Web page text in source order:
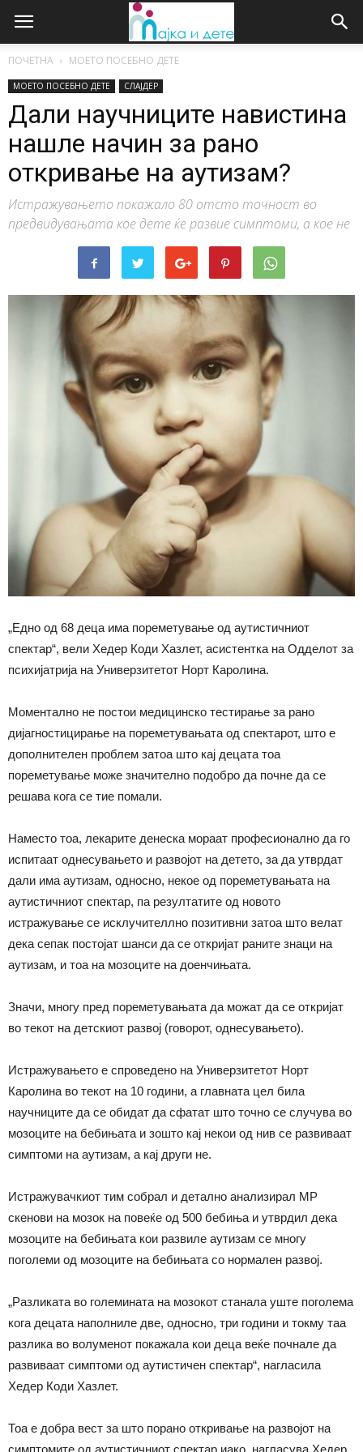
ПОЧЕТНА МОЕТО ПОСЕБНО ДЕТЕ
МОЕТО ПОСЕБНО ДЕТЕ СЛАЈДЕР
Дали научниците навистина
нашле начин за рано
откривање на аутизам?
Истражувањето покажало 80 отсто точност во
предвидувањата кое дете ќе развие симптоми, а кое не
„Едно од 68 деца има пореметување од аутистичниот
спектар“, вели Хедер Коди Хазлет, асистентка на Одделот за
психијатрија на Универзитетот Норт Каролина.
Моментално не постои медицинско тестирање за рано
дијагностицирање на пореметувањата од спектарот, што е
дополнителен проблем затоа што кај децата тоа
пореметување може значително подобро да почне да се
решава кога се тие помали.
Наместо тоа, лекарите денеска мораат професионално да го
испитаат однесувањето и развојот на детето, за да утврдат
дали има аутизам, односно, некое од пореметувањата на
аутистичниот спектар, па резултатите од новото
истражување се исклучителлно позитивни затоа што велат
дека сепак постојат шанси да се откријат раните знаци на
аутизам, и тоа на мозоците на доенчињата.
Значи, многу пред пореметувањата да можат да се откријат
во текот на детскиот развој (говорот, однесувањето).
Истражувањето е спроведено на Универзитетот Норт
Каролина во текот на 10 години, а главната цел била
научниците да се обидат да сфатат што точно се случува во
мозоците на бебињата и зошто кај некои од нив се развиваат
симптоми на аутизам, а кај други не.
Истражувачкиот тим собрал и детално анализирал МР
скенови на мозок на повеќе од 500 бебиња и утврдил дека
мозоците на бебињата кои развиле аутизам се многу
поголеми од мозоците на бебињата со нормален развој.
„Разликата во големината на мозокот станала уште поголема
кога децата наполниле две, односно, три години и токму таа
разлика во волуменот покажала кои деца веќе почнале да
развиваат симптоми од аутистичен спектар“, нагласила
Хедер Коди Хазлет.
Тоа е добра вест за што порано откривање на развојот на